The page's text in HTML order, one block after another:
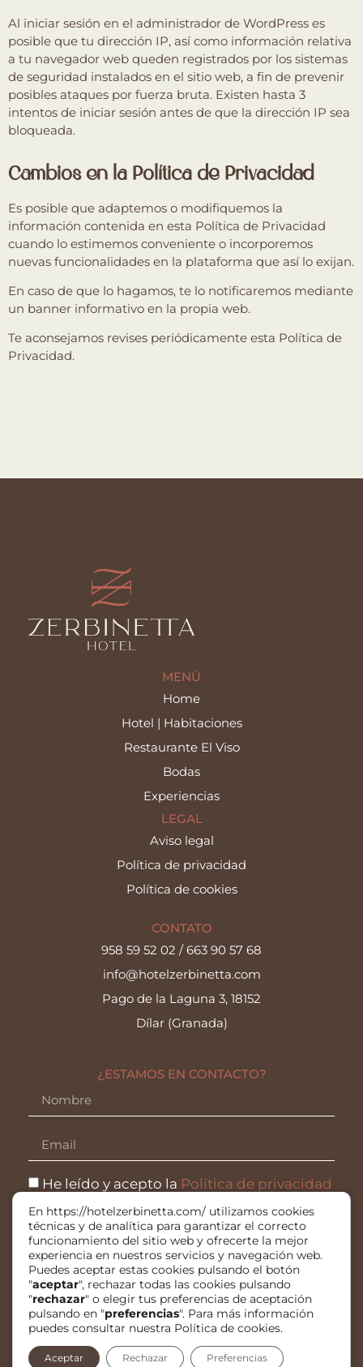
Al iniciar sesión en el administrador de WordPress es
posible que tu dirección IP, así como información relativa
a tu navegador web queden registrados por los sistemas
de seguridad instalados en el sitio web, a fin de prevenir
posibles ataques por fuerza bruta. Existen hasta 3
intentos de iniciar sesión antes de que la dirección IP sea
bloqueada.
Cambios en la Política de Privacidad
Es posible que adaptemos o modifiquemos la
información contenida en esta Política de Privacidad
cuando lo estimemos conveniente o incorporemos
nuevas funcionalidades en la plataforma que así lo exijan.
En caso de que lo hagamos, te lo notificaremos mediante
un banner informativo en la propia web.
Te aconsejamos revises periódicamente esta Política de
Privacidad.
MENÚ
Home
Hotel | Habitaciones
Restaurante El Viso
Bodas
Experiencias
LEGAL
Aviso legal
Política de privacidad
Política de cookies
CONTATO
958 59 52 02 /663 90 57 68
info@hotelzerbinetta.com
Pago de la Laguna 3, 18152
Dílar (Granada)
¿ESTAMOS EN CONTACTO?
He leído y acepto la Política de privacidad
ENVIAR
Información sobre protección de datos
En https://hotelzerbinetta.com/ utilizamos cookies
técnicas y de analítica para garantizar el correcto
funcionamiento del sitio web y ofrecerte la mejor
experiencia en nuestros servicios y navegación web.
Puedes aceptar estas cookies pulsando el botón
"aceptar", rechazar todas las cookies pulsando
"rechazar" o elegir tus preferencias de aceptación
pulsando en "preferencias". Para más información
puedes consultar nuestra Política de cookies.
Aceptar Rechazar Preferencias